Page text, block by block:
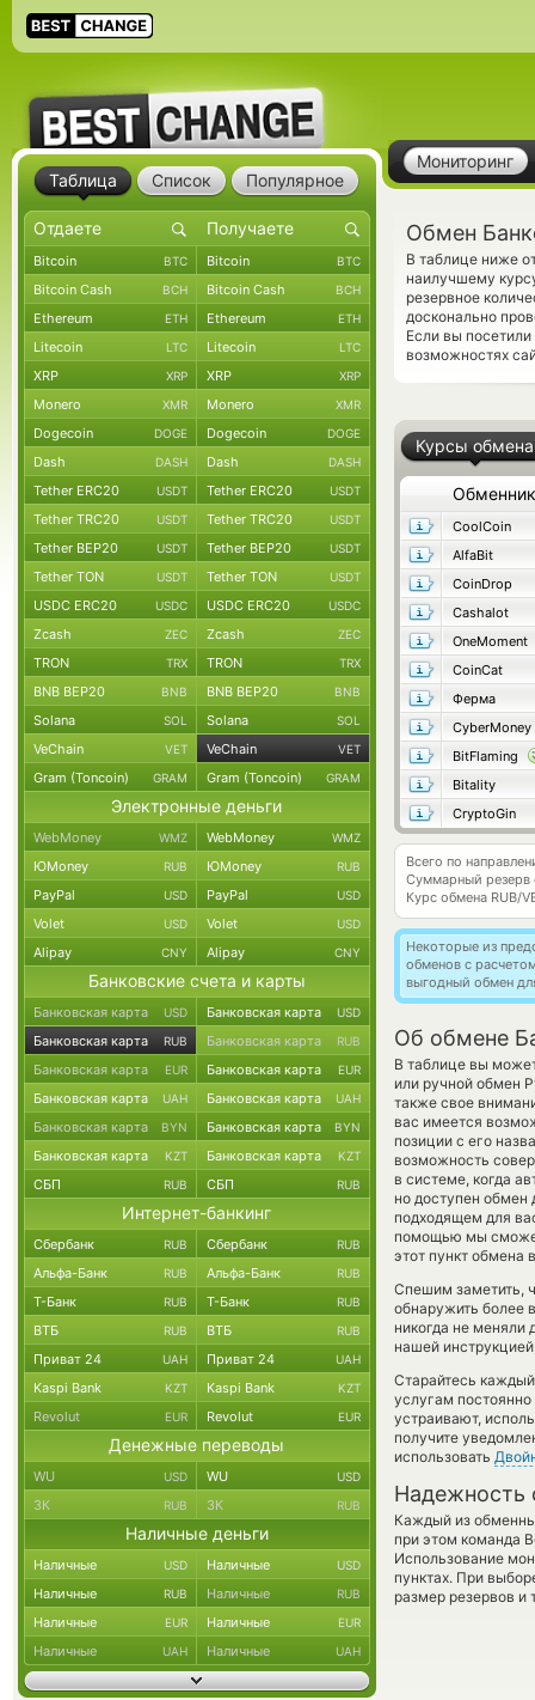
Мониторинг
Обмен
В таблице ниже
наилучшему
резервное
досконально
Если вы
возможностях
Курсы обмена
Обменник
CoolCoin
AlfaBit
CoinDrop
Cashalot
OneMoment
CoinCat
Ферма
CyberMoney
BitFlaming
Bitality
CryptoGin
Всего по
Суммарный резерв
Курс обмена RUB/
Некоторые из
обменов с
выгодный обмен
Об обмене
В таблице вы
или ручной обмен
также свое
вас имеется
позиции с его
возможность
в системе, когда
но доступен обмен
подходящем для
помощью мы
этот пункт обмена
Спешим заметить,
обнаружить более
никогда не меняли
нашей
Старайтесь
услугам
устраивают,
получите
использовать
Надежность
Каждый из
при этом команда
Использование
пунктах. При
размер резервов и
Таблица Список Популярное
Bitcoin BTC Bitcoin BTC
Bitcoin Cash BCH Bitcoin Cash BCH
Ethereum ETH Ethereum ETH
Litecoin LTC Litecoin LTC
XRP XRP XRP XRP
Monero XMR Monero XMR
Dogecoin DOGE Dogecoin DOGE
Dash DASH Dash DASH
Tether ERC20 USDT Tether ERC20 USDT
Tether TRC20 USDT Tether TRC20 USDT
Tether BEP20 USDT Tether BEP20 USDT
Tether TON USDT Tether TON USDT
USDC ERC20 USDC USDC ERC20 USDC
Zcash ZEC Zcash ZEC
TRON TRX TRON TRX
BNB BEP20 BNB BNB BEP20 BNB
Solana SOL Solana SOL
VeChain VET VeChain VET
Gram (Toncoin) GRAM Gram (Toncoin) GRAM
Электронные деньги
WebMoney WMZ WebMoney WMZ
ЮMoney RUB ЮMoney RUB
PayPal USD PayPal USD
Volet USD Volet USD
Alipay CNY Alipay CNY
Банковские счета и карты
Банковская карта USD Банковская карта USD
Банковская карта RUB Банковская карта RUB
Банковская карта EUR Банковская карта EUR
Банковская карта UAH Банковская карта UAH
Банковская карта BYN Банковская карта BYN
Банковская карта KZT Банковская карта KZT
СБП RUB СБП RUB
Интернет-банкинг
Сбербанк RUB Сбербанк RUB
Альфа-Банк RUB Альфа-Банк RUB
Т-Банк RUB Т-Банк RUB
ВТБ RUB ВТБ RUB
Приват 24 UAH Приват 24 UAH
Kaspi Bank KZT Kaspi Bank KZT
Revolut EUR Revolut EUR
Денежные переводы
WU USD WU USD
ЗК RUB ЗК RUB
Наличные деньги
Наличные USD Наличные USD
Наличные RUB Наличные RUB
Наличные EUR Наличные EUR
Наличные UAH Наличные UAH